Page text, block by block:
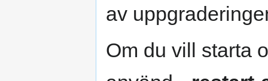
av
Om du vill starta